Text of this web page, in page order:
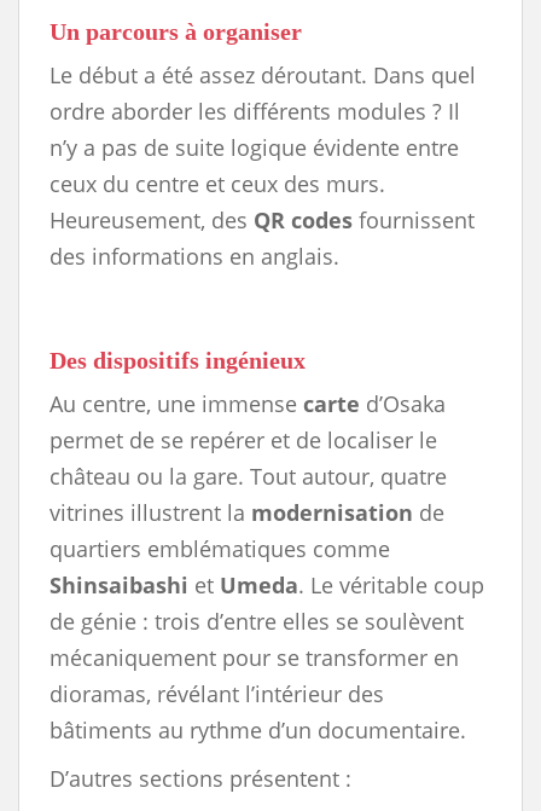
Un parcours à organiser
Le début a été assez déroutant. Dans quel
ordre aborder les différents modules ? Il
n’y a pas de suite logique évidente entre
ceux du centre et ceux des murs.
Heureusement, des QR codes fournissent
des informations en anglais.
Des dispositifs ingénieux
Au centre, une immense carte d’Osaka
permet de se repérer et de localiser le
château ou la gare. Tout autour, quatre
vitrines illustrent la modernisation de
quartiers emblématiques comme
Shinsaibashi et Umeda. Le véritable coup
de génie : trois d’entre elles se soulèvent
mécaniquement pour se transformer en
dioramas, révélant l’intérieur des
bâtiments au rythme d’un documentaire.
D’autres sections présentent :